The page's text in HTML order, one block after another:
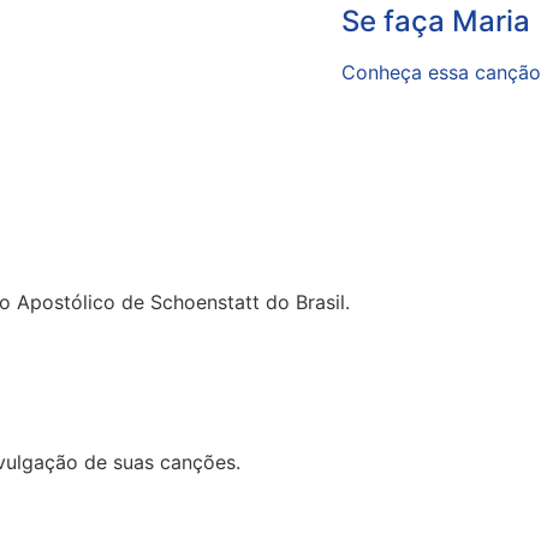
Se faça Maria
Conheça essa canção
Apostólico de Schoenstatt do Brasil.
de suas canções.